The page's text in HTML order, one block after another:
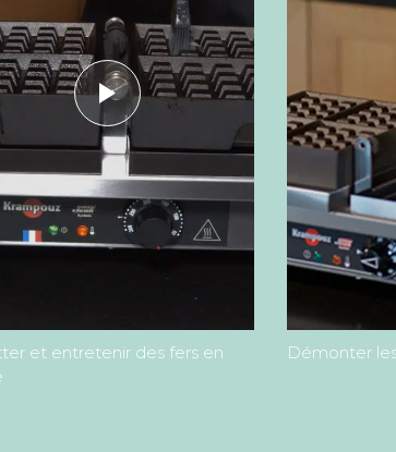
et entretenir des fers en
Démonter